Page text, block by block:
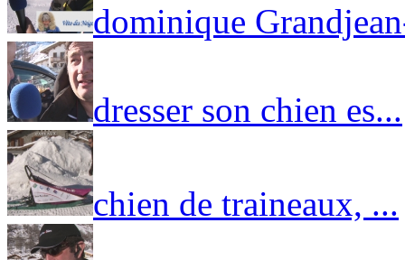
dominique
dresser son chien es...
chien de traineaux, ...